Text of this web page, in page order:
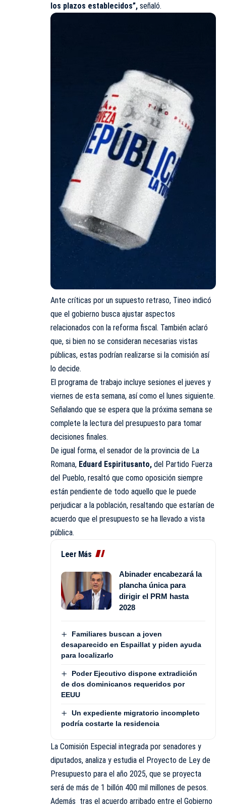
los plazos establecidos”, señaló.
Ante críticas por un supuesto retraso, Tineo indicó
que el gobierno busca ajustar aspectos
relacionados con la reforma fiscal. También aclaró
que, si bien no se consideran necesarias vistas
públicas, estas podrían realizarse si la comisión así
lo decide.
El programa de trabajo incluye sesiones el jueves y
viernes de esta semana, así como el lunes siguiente.
Señalando que se espera que la próxima semana se
complete la lectura del presupuesto para tomar
decisiones finales.
De igual forma, el senador de la provincia de La
Romana, Eduard Espiritusanto, del Partido Fuerza
del Pueblo, resaltó que como oposición siempre
están pendiente de todo aquello que le puede
perjudicar a la población, resaltando que estarían de
acuerdo que el presupuesto se ha llevado a vista
pública.
Leer Más
Abinader encabezará la
plancha única para
dirigir el PRM hasta
2028
Familiares buscan a joven
desaparecido en Espaillat y piden ayuda
para localizarlo
Poder Ejecutivo dispone extradición
de dos dominicanos requeridos por
EEUU
Un expediente migratorio incompleto
podría costarte la residencia
La Comisión Especial integrada por senadores y
diputados, analiza y estudia el Proyecto de Ley de
Presupuesto para el año 2025, que se proyecta
será de más de 1 billón 400 mil millones de pesos.
Además tras el acuerdo arribado entre el Gobierno